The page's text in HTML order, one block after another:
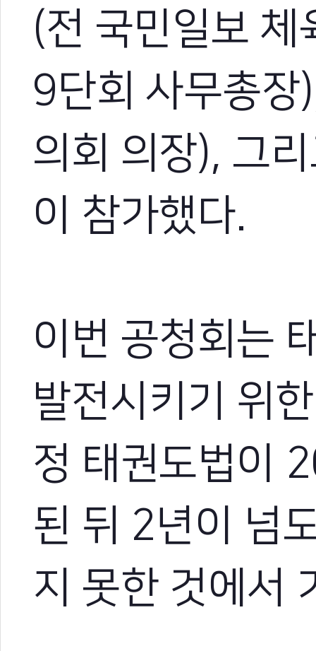
(전 국민일보
9단회 사무총장
의회 의장), 그
이 참가했다.
이번 공청회는
발전시키기 위
정 태권도법이
된 뒤 2년이 넘
지 못한 것에서